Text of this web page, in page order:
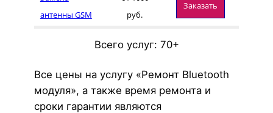
антенны GSM
руб.
Заказать
Всего услуг: 70+
Все цены на услугу «Ремонт Bluetooth
модуля», а также время ремонта и
сроки гарантии являются